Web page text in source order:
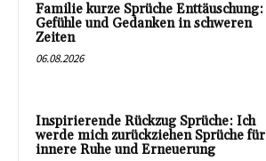
Familie kurze Sprüche Enttäuschung:
Gefühle und Gedanken in schweren
Zeiten
06.08.2026
Inspirierende Rückzug Sprüche: Ich
werde mich zurückziehen Sprüche für
innere Ruhe und Erneuerung